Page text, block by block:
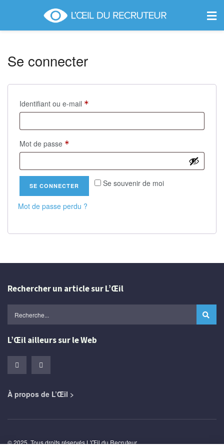
Se connecter
Identifiant ou e-mail *
Mot de passe *
Se souvenir de moi
SE CONNECTER
Mot de passe perdu ?
Rechercher un article sur L’Œil
L’Œil ailleurs sur le Web
À propos de L’Œil >
© 2025. Tous droits réservés L'Œil du Recruteur.